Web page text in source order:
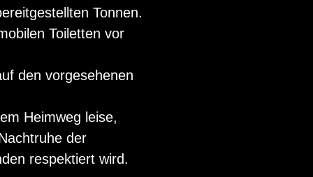
Tonnen.
Toiletten vor
den vorgesehenen
Heimweg leise,
der
respektiert wird.